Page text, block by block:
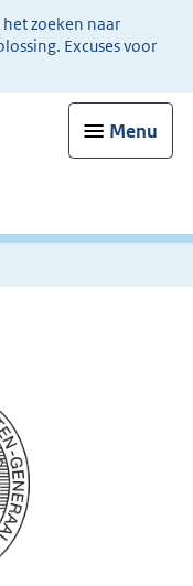
zoeken naar
Excuses voor
Menu